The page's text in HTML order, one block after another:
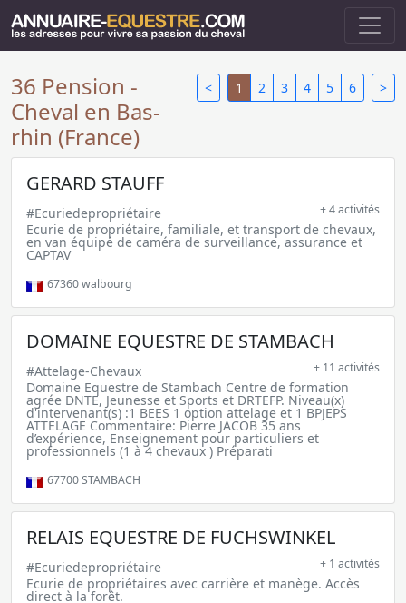
< 1 2 3 4 5 6 >
36 Pension -
Cheval en Bas-
rhin (France)
GERARD STAUFF
#Ecuriedepropriétaire + 4 activités
Ecurie de propriétaire, familiale, et transport de chevaux,
en van équipé de caméra de surveillance, assurance et
CAPTAV
67360walbourg
DOMAINE EQUESTRE DE STAMBACH
#Attelage-Chevaux + 11 activités
Domaine Equestre de Stambach Centre de formation
agrée DNTE, Jeunesse et Sports et DRTEFP. Niveau(x)
d'intervenant(s) :1 BEES 1 option attelage et 1 BPJEPS
ATTELAGE Commentaire: Pierre JACOB 35 ans
d’expérience, Enseignement pour particuliers et
professionnels (1 à 4 chevaux ) Préparati
67700STAMBACH
RELAIS EQUESTRE DE FUCHSWINKEL
#Ecuriedepropriétaire + 1 activités
Ecurie de propriétaires avec carrière et manège. Accès
direct à la forêt.